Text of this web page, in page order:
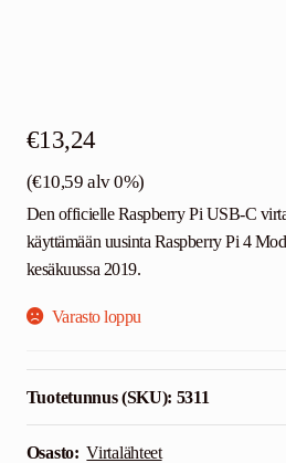
€13,24
(€10,59 alv 0%)
Den officielle Raspberry Pi USB-C
käyttämään uusinta Raspberry Pi 4
kesäkuussa 2019.
Varasto loppu
Tuotetunnus (SKU): 5311
Osasto: Virtalähteet